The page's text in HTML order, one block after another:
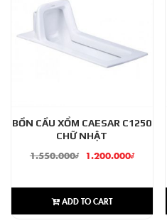
BỒN CẦU XỔM CAESAR C1250
CHỮ NHẬT
1.550.000₫ 1.200.000₫
ADD TO CART